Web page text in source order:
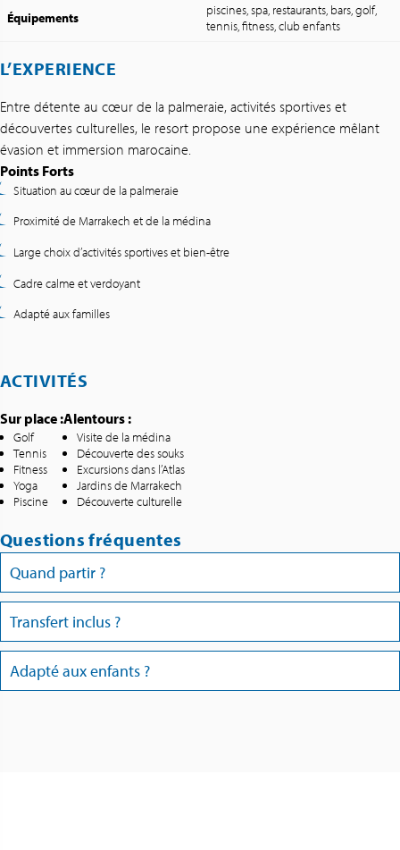
Équipements
piscines, spa, restaurants, bars, golf,
tennis, fitness, club enfants
L’EXPERIENCE
Entre détente au cœur de la palmeraie, activités sportives et
découvertes culturelles, le resort propose une expérience mêlant
évasion et immersion marocaine.
Points Forts
Situation au cœur de la palmeraie
Proximité de Marrakech et de la médina
Large choix d’activités sportives et bien-être
Cadre calme et verdoyant
Adapté aux familles
ACTIVITÉS
Sur place :
Golf
Tennis
Fitness
Yoga
Piscine
Alentours :
Visite de la médina
Découverte des souks
Excursions dans l’Atlas
Jardins de Marrakech
Découverte culturelle
Questions fréquentes
Quand partir ?
Transfert inclus ?
Adapté aux enfants ?